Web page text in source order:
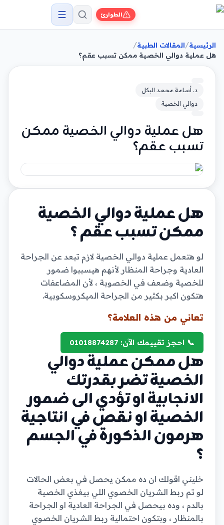
الطوارئ
الرئيسية/المقالات الطبية/
هل عملية دوالي الخصية ممكن تسبب عقم؟
د. أسامة محمد البكل
دوالي الخصية
هل عملية دوالي الخصية ممكن
تسبب عقم؟
هل عملية دوالي الخصية
ممكن تسبب عقم ؟
لو هتعمل عملية دوالي الخصية لازم تبعد عن الجراحة
العادية وجراحة المنظار لأنهم هيسببوا ضمور
للخصية وضعف في الخصوبة ، لأن المضاعفات
هتكون اكبر بكثير من الجراحة الميكروسكوبية.
تعاني من هذه العلامة؟
📞 احجز تقييمك الآن: 01018874287
هل ممكن عملية دوالي
الخصية تضر بقدرتك
الانجابية او تؤدي الى ضمور
الخصية او نقص في انتاجية
هرمون الذكورة في الجسم
؟
خليني اقولك ان ده ممكن يحصل في بعض الحالات
لو تم ربط الشريان الخصوي اللي بيغذي الخصية
بالدم ، وده بيحصل في الجراحة العادية او الجراحة
بالمنظار ، وبتكون احتمالية ربط الشريان الخصوي